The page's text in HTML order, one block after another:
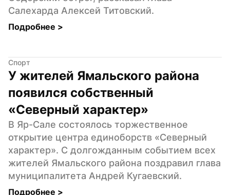
Салехарда Алексей Титовский.
Подробнее >
Спорт
У жителей Ямальского района
появился собственный
«Северный характер»
В Яр-Сале состоялось торжественное
открытие центра единоборств «Северный
характер». С долгожданным событием всех
жителей Ямальского района поздравил глава
муниципалитета Андрей Кугаевский.
Подробнее >